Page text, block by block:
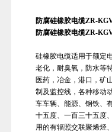
防腐硅橡胶电缆ZR-
防腐硅橡胶电缆ZR-
硅橡胶电缆适用于额定
老化，耐臭氧，防水等
医药，冶金，港口，矿
制及监控线，各种移动
车车辆、能源、钢铁、
十五度、一百三十五度
用的有辐照交联聚烯烃